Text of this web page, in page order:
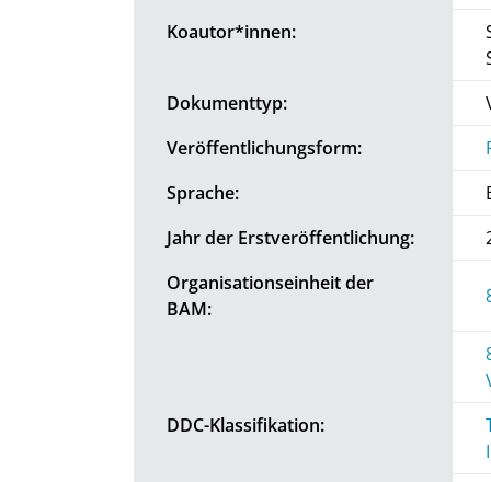
Koautor*innen:
Dokumenttyp:
Veröffentlichungsform:
Sprache:
Jahr der Erstveröffentlichung:
Organisationseinheit der
BAM:
DDC-Klassifikation: